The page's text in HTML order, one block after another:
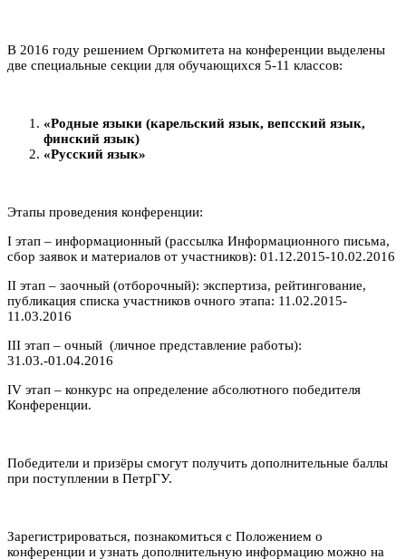
В 2016 году решением Оргкомитета на конференции выделены
две специальные секции для обучающихся 5-11 классов:
«Родные языки (карельский язык, вепсский язык,
финский язык)
«Русский язык»
Этапы проведения конференции:
I этап – информационный (рассылка Информационного письма,
сбор заявок и материалов от участников): 01.12.2015-10.02.2016
II этап – заочный (отборочный): экспертиза, рейтингование,
публикация списка участников очного этапа: 11.02.2015-
11.03.2016
III этап – очный (личное представление работы):
31.03.-01.04.2016
IV этап – конкурс на определение абсолютного победителя
Конференции.
Победители и призёры смогут получить дополнительные баллы
при поступлении в ПетрГУ.
Зарегистрироваться, познакомиться с Положением о
конференции и узнать дополнительную информацию можно на